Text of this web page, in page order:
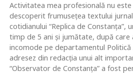
Activitatea mea profesională nu
descoperit frumusețea textului
cotidianului “Replica de Constanța”,
timp de 5 ani și jumătate, după care
incomode pe departamentul Politică
adresez din redacția unui alt
“Observator de Constanța” a fost